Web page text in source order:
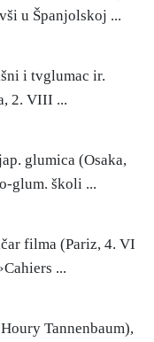
u Španjolskoj ...
i tvglumac ir.
2. VIII ...
glumica (Osaka,
glum. školi ...
filma (Pariz, 4. VI
...
Tannenbaum),